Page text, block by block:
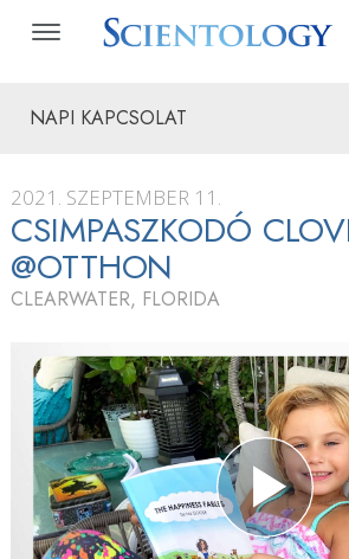
NAPI KAPCSOLAT
2021. SZEPTEMBER 11.
CSIMPASZKODÓ
@OTTHON
CLEARWATER, FLORIDA